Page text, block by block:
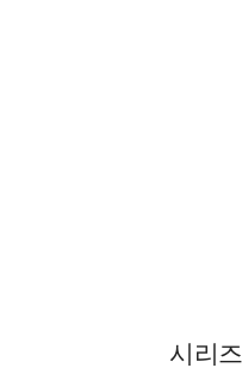
시리즈